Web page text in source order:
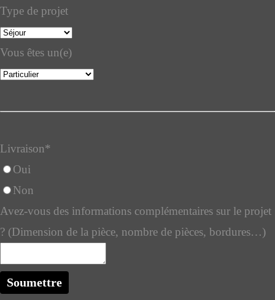
Type de projet
Vous êtes un(e)
Livraison*
Oui
Non
Avez-vous des informations complémentaires sur le projet
? (Dimension de la pièce, nombre de pièces, bordures…)
Soumettre